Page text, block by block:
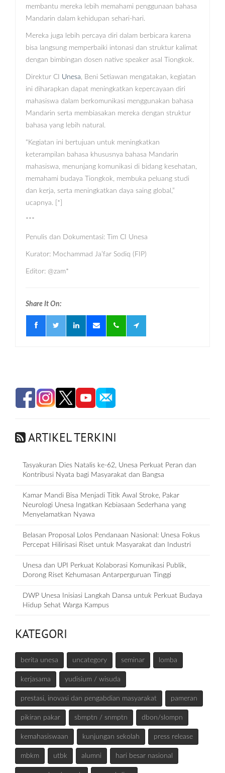
membantu mereka lebih memahami penggunaan bahasa
Mandarin dalam kehidupan sehari-hari.
Mereka juga lebih percaya diri dalam berbicara karena
bisa langsung memperbaiki intonasi dan struktur kalimat
dengan bimbingan dosen native speaker asal Tiongkok.
Direktur CI Unesa , Beni Setiawan mengatakan, kegiatan
ini diharapkan dapat meningkatkan kepercayaan diri
mahasiswa dalam berkomunikasi menggunakan bahasa
Mandarin serta membiasakan mereka dengan struktur
bahasa yang lebih natural.
“Kegiatan ini bertujuan untuk meningkatkan
keterampilan bahasa khususnya bahasa Mandarin
mahasiswa, menunjang komunikasi di bidang kesehatan,
memahami budaya Tiongkok, membuka peluang studi
dan kerja, serta meningkatkan daya saing global,”
ucapnya. [*]
***
Penulis dan Dokumentasi: Tim CI Unesa
Kurator: Mochammad Ja’far Sodiq (FIP)
Editor: @zam*
Share It On:
ARTIKEL TERKINI
Tasyakuran Dies Natalis ke-62, Unesa Perkuat Peran dan
Kontribusi Nyata bagi Masyarakat dan Bangsa
Kamar Mandi Bisa Menjadi Titik Awal Stroke, Pakar
Neurologi Unesa Ingatkan Kebiasaan Sederhana yang
Menyelamatkan Nyawa
Belasan Proposal Lolos Pendanaan Nasional: Unesa Fokus
Percepat Hilirisasi Riset untuk Masyarakat dan Industri
Unesa dan UPI Perkuat Kolaborasi Komunikasi Publik,
Dorong Riset Kehumasan Antarperguruan Tinggi
DWP Unesa Inisiasi Langkah Dansa untuk Perkuat Budaya
Hidup Sehat Warga Kampus
KATEGORI
berita unesa uncategory seminar lomba
kerjasama yudisium / wisuda
prestasi, inovasi dan pengabdian masyarakat pameran
pikiran pakar sbmptn / snmptn dbon/slompn
kemahasiswaan kunjungan sekolah press release
mbkm utbk alumni hari besar nasional